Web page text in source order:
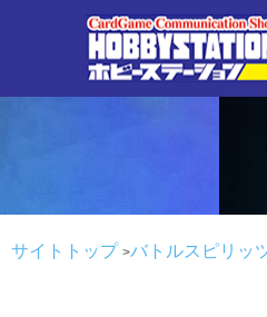
サイトトップ バトルスピリッ